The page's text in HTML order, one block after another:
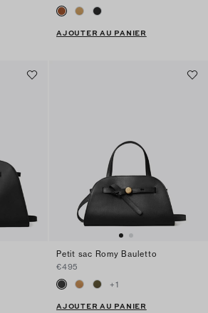
AJOUTER AU PANIER
Petit sac Romy Bauletto
€495
+1
AJOUTER AU PANIER